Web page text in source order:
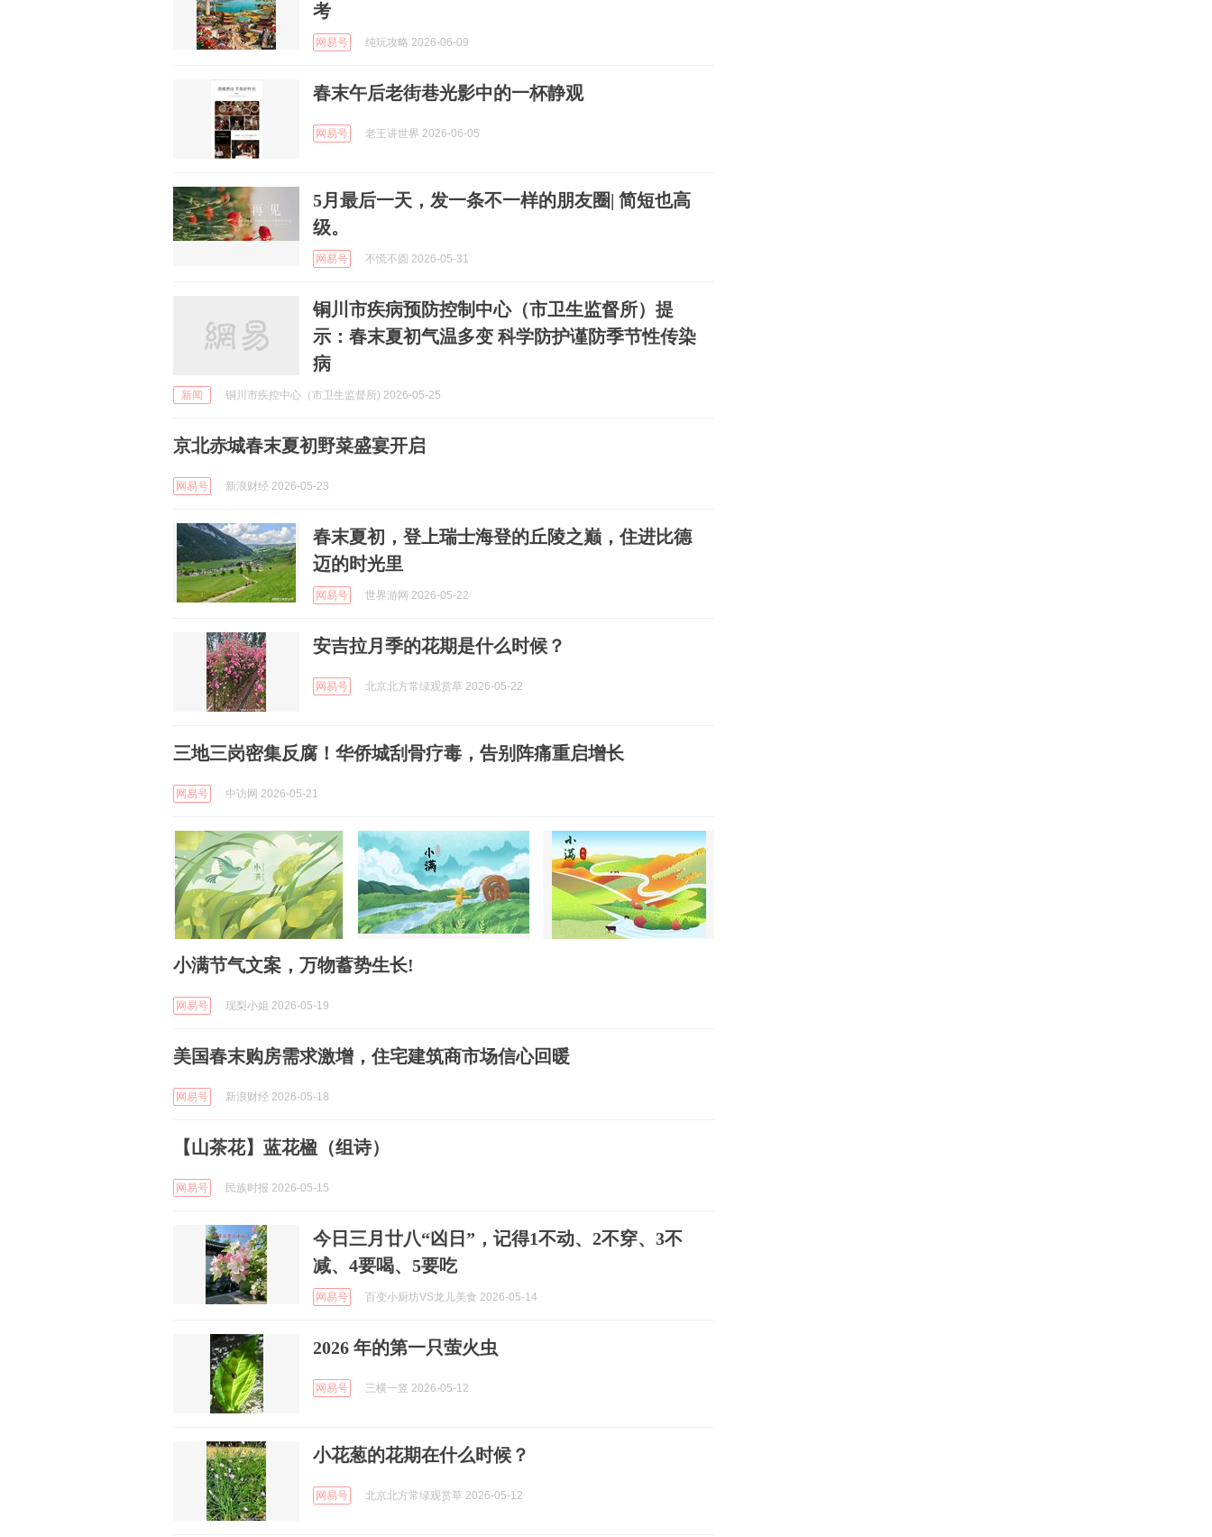
考
网易号 纯玩攻略 2026-06-09
春末午后老街巷光影中的一杯静观
网易号 老王讲世界 2026-06-05
5月最后一天，发一条不一样的朋友圈| 简短也高
级。
网易号 不慌不圆 2026-05-31
铜川市疾病预防控制中心（市卫生监督所）提
示：春末夏初气温多变 科学防护谨防季节性传染
病
新闻 铜川市疾控中心（市卫生监督所) 2026-05-25
京北赤城春末夏初野菜盛宴开启
网易号 新浪财经 2026-05-23
春末夏初，登上瑞士海登的丘陵之巅，住进比德
迈的时光里
网易号 世界游网 2026-05-22
安吉拉月季的花期是什么时候？
网易号 北京北方常绿观赏草 2026-05-22
三地三岗密集反腐！华侨城刮骨疗毒，告别阵痛重启增长
网易号 中访网 2026-05-21
小满节气文案，万物蓄势生长!
网易号 现梨小姐 2026-05-19
美国春末购房需求激增，住宅建筑商市场信心回暖
网易号 新浪财经 2026-05-18
【山茶花】蓝花楹（组诗）
网易号 民族时报 2026-05-15
今日三月廿八“凶日”，记得1不动、2不穿、3不
减、4要喝、5要吃
网易号 百变小厨坊VS龙儿美食 2026-05-14
2026 年的第一只萤火虫
网易号 三横一竖 2026-05-12
小花葱的花期在什么时候？
网易号 北京北方常绿观赏草 2026-05-12